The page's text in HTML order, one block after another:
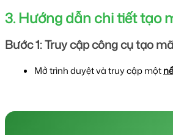
3. Hướng dẫn chi tiết tạo
Bước 1: Truy cập công cụ tạo
Mở trình duyệt và truy cập một